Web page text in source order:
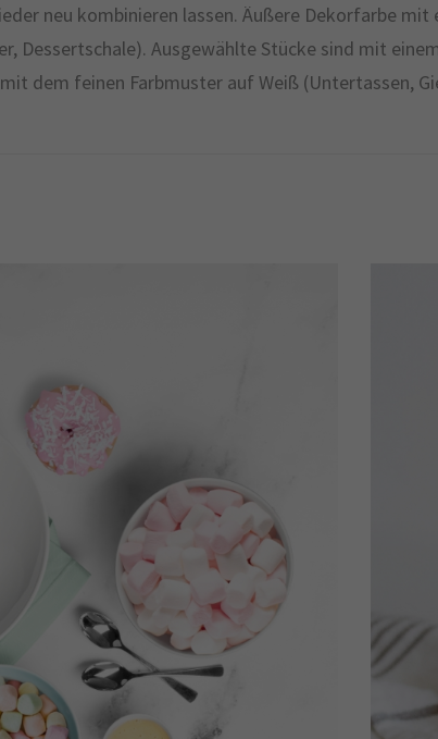
neu kombinieren lassen. Äußere Dekorfarbe
Dessertschale). Ausgewählte Stücke sind mit
dem feinen Farbmuster auf Weiß (Untertassen,